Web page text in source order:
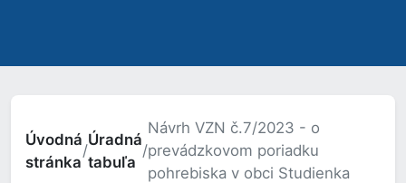
Úvodná
stránka
/
Úradná
tabuľa
/
Návrh VZN č.7/2023 - o
prevádzkovom poriadku
pohrebiska v obci Studienka